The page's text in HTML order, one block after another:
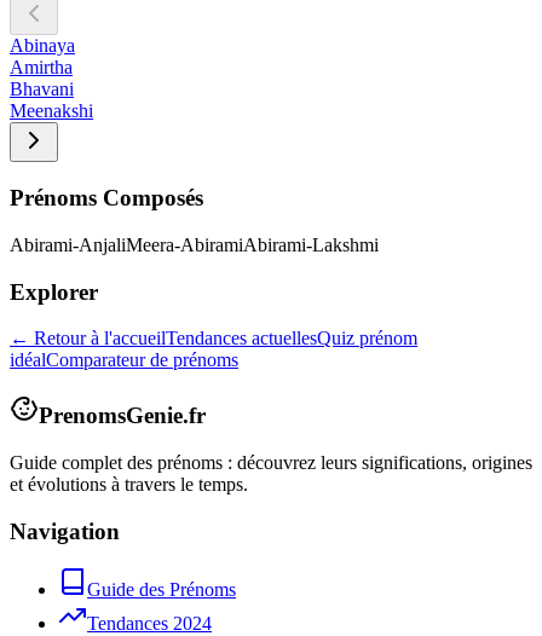
Abinaya
Amirtha
Bhavani
Meenakshi
Prénoms Composés
Abirami-AnjaliMeera-AbiramiAbirami-Lakshmi
Explorer
← Retour à l'accueilTendances actuellesQuiz prénom
idéalComparateur de prénoms
PrenomsGenie.fr
Guide complet des prénoms : découvrez leurs significations, origines
et évolutions à travers le temps.
Navigation
Guide des Prénoms
Tendances 2024